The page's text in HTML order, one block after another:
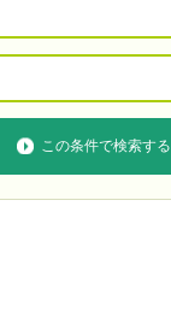
この条件で検索する